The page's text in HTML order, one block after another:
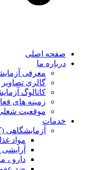
صفحه اصلی
درباره ما
معرفی
گالری تصاویر
کاتالوگ
زمینه های
موقعیت
خدمات
آزمایشگاهی
مواد
دارو ،